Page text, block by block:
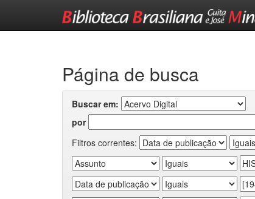
Página de busca
Buscar em:
por
Filtros correntes: